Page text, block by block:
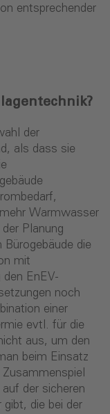
entsprechender
der
als dass sie
Warmwasser
Planung
die
mit
EnEV-
noch
einer
evtl. für die
aus, um den
beim Einsatz
der sicheren
die bei der